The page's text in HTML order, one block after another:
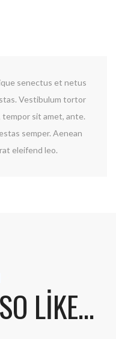
senectus et netus
Vestibulum tortor
sit amet, ante.
semper. Aenean
eleifend leo.
LIKE…